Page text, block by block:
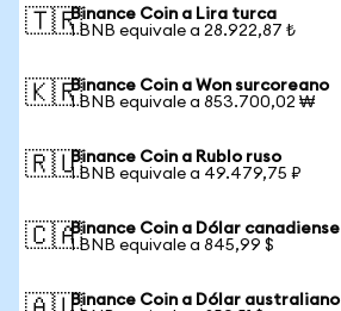
🇹🇷Binance Coin a Lira turca
1 BNB equivale a 28.922,87 ₺
🇰🇷Binance Coin a Won surcoreano
1 BNB equivale a 853.700,02 ₩
🇷🇺Binance Coin a Rublo ruso
1 BNB equivale a 49.479,75 ₽
🇨🇦Binance Coin a Dólar canadiense
1 BNB equivale a 845,99 $
Binance Coin a Dólar australiano